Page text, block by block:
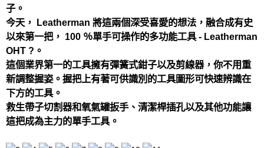
子。
今天， Leatherman 將這兩個深受喜愛的想法，融合成有史
以來第一把， 100 ％單手可操作的多功能工具 - Leatherman
OHT ?。
這個業界第一的工具擁有彈簧式鉗子以及剪線器，你不用重
新調整握姿。握把上有著可供識別的工具圖形可快速辨識在
下方的工具。
救生帶子切割器和氧氣罐扳手、清潔桿插孔以及其他功能讓
這把成為主力的單手工具。